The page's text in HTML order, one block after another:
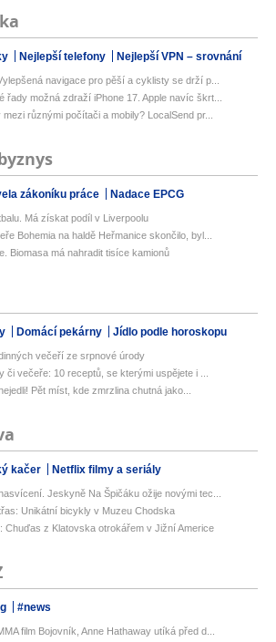
Nejlepší telefony Nejlepší VPN – srovnání
navigace pro pěší a cyklisty se drží p...
řady možná zdraží iPhone 17. Apple navíc škrt...
různými počítači a mobily? LocalSend pr...
zákoníku práce Nadace EPCG
Má získat podíl v Liverpoolu
Bohemia na haldě Heřmanice skončilo, byl...
Biomasa má nahradit tisíce kamionů
Domácí pekárny Jídlo podle horoskopu
večeří ze srpnové úrody
či večeře: 10 receptů, se kterými uspějete i ...
Pět míst, kde zmrzlina chutná jako...
kačer Netflix filmy a seriály
Jeskyně Na Špičáku ožije novými tec...
Unikátní bicykly v Muzeu Chodska
Chuďas z Klatovska otrokářem v Jižní Americe
#news
film Bojovník, Anne Hathaway utíká před d...